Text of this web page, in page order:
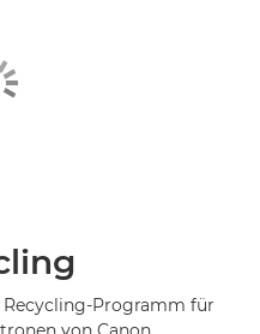
Recycling-Programm für